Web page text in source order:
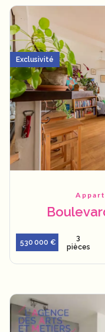
530 000 €
3
pièces
Exclusivité